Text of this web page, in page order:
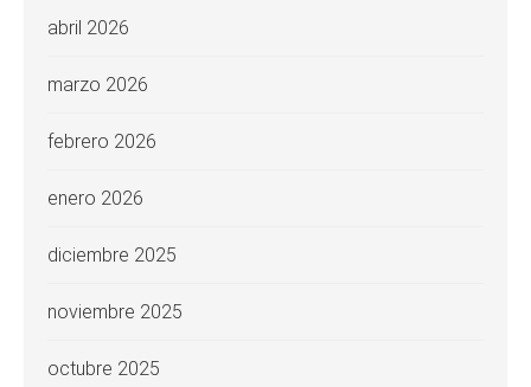
abril 2026
marzo 2026
febrero 2026
enero 2026
diciembre 2025
noviembre 2025
octubre 2025